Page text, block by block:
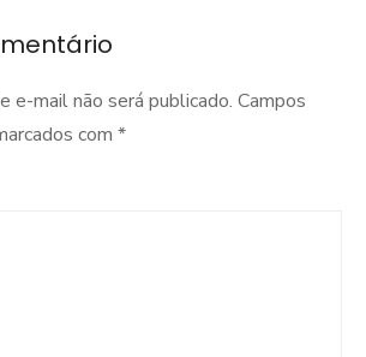
e-mail não será publicado. Campos
com *